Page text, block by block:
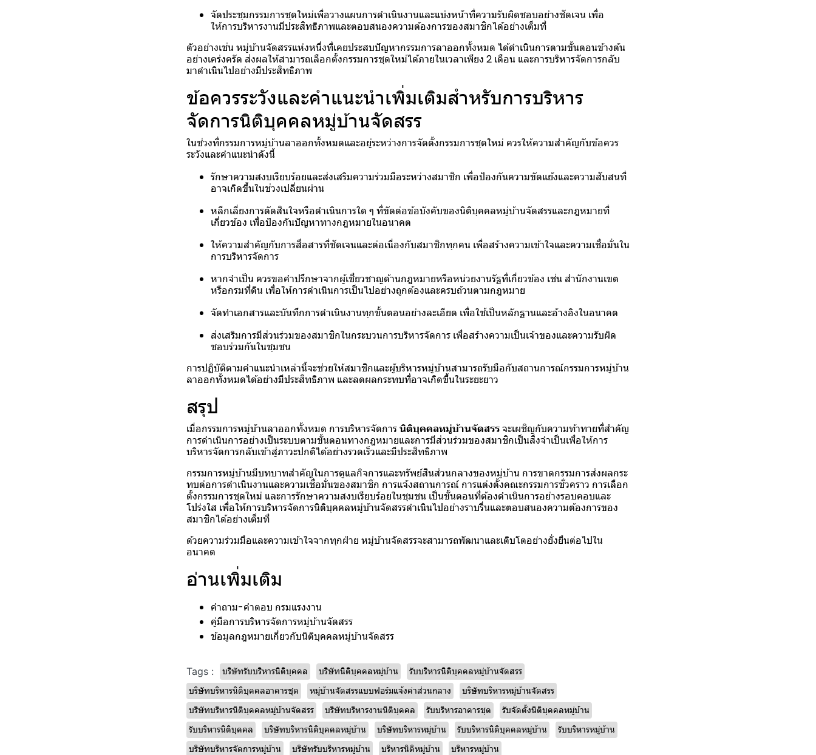
จัดประชุมกรรมการชุดใหม่เพื่อวางแผนการดำเนินงานและแบ่งหน้าที่ความรับผิดชอบอย่างชัดเจน เพื่อ
ให้การบริหารงานมีประสิทธิภาพและตอบสนองความต้องการของสมาชิกได้อย่างเต็มที่
ตัวอย่างเช่น หมู่บ้านจัดสรรแห่งหนึ่งที่เคยประสบปัญหากรรมการลาออกทั้งหมด ได้ดำเนินการตามขั้นตอนข้างต้น
อย่างเคร่งครัด ส่งผลให้สามารถเลือกตั้งกรรมการชุดใหม่ได้ภายในเวลาเพียง 2 เดือน และการบริหารจัดการกลับ
มาดำเนินไปอย่างมีประสิทธิภาพ
ข้อควรระวังและคำแนะนำเพิ่มเติมสำหรับการบริหาร
จัดการนิติบุคคลหมู่บ้านจัดสรร
ในช่วงที่กรรมการหมู่บ้านลาออกทั้งหมดและอยู่ระหว่างการจัดตั้งกรรมการชุดใหม่ ควรให้ความสำคัญกับข้อควร
ระวังและคำแนะนำดังนี้
รักษาความสงบเรียบร้อยและส่งเสริมความร่วมมือระหว่างสมาชิก เพื่อป้องกันความขัดแย้งและความสับสนที่
อาจเกิดขึ้นในช่วงเปลี่ยนผ่าน
หลีกเลี่ยงการตัดสินใจหรือดำเนินการใด ๆ ที่ขัดต่อข้อบังคับของนิติบุคคลหมู่บ้านจัดสรรและกฎหมายที่
เกี่ยวข้อง เพื่อป้องกันปัญหาทางกฎหมายในอนาคต
ให้ความสำคัญกับการสื่อสารที่ชัดเจนและต่อเนื่องกับสมาชิกทุกคน เพื่อสร้างความเข้าใจและความเชื่อมั่นใน
การบริหารจัดการ
หากจำเป็น ควรขอคำปรึกษาจากผู้เชี่ยวชาญด้านกฎหมายหรือหน่วยงานรัฐที่เกี่ยวข้อง เช่น สำนักงานเขต
หรือกรมที่ดิน เพื่อให้การดำเนินการเป็นไปอย่างถูกต้องและครบถ้วนตามกฎหมาย
จัดทำเอกสารและบันทึกการดำเนินงานทุกขั้นตอนอย่างละเอียด เพื่อใช้เป็นหลักฐานและอ้างอิงในอนาคต
ส่งเสริมการมีส่วนร่วมของสมาชิกในกระบวนการบริหารจัดการ เพื่อสร้างความเป็นเจ้าของและความรับผิด
ชอบร่วมกันในชุมชน
การปฏิบัติตามคำแนะนำเหล่านี้จะช่วยให้สมาชิกและผู้บริหารหมู่บ้านสามารถรับมือกับสถานการณ์กรรมการหมู่บ้าน
ลาออกทั้งหมดได้อย่างมีประสิทธิภาพ และลดผลกระทบที่อาจเกิดขึ้นในระยะยาว
สรุป
เมื่อกรรมการหมู่บ้านลาออกทั้งหมด การบริหารจัดการนิติบุคคลหมู่บ้านจัดสรรจะเผชิญกับความท้าทายที่สำคัญ
การดำเนินการอย่างเป็นระบบตามขั้นตอนทางกฎหมายและการมีส่วนร่วมของสมาชิกเป็นสิ่งจำเป็นเพื่อให้การ
บริหารจัดการกลับเข้าสู่ภาวะปกติได้อย่างรวดเร็วและมีประสิทธิภาพ
กรรมการหมู่บ้านมีบทบาทสำคัญในการดูแลกิจการและทรัพย์สินส่วนกลางของหมู่บ้าน การขาดกรรมการส่งผลกระ
ทบต่อการดำเนินงานและความเชื่อมั่นของสมาชิก การแจ้งสถานการณ์ การแต่งตั้งคณะกรรมการชั่วคราว การเลือก
ตั้งกรรมการชุดใหม่ และการรักษาความสงบเรียบร้อยในชุมชน เป็นขั้นตอนที่ต้องดำเนินการอย่างรอบคอบและ
โปร่งใส เพื่อให้การบริหารจัดการนิติบุคคลหมู่บ้านจัดสรรดำเนินไปอย่างราบรื่นและตอบสนองความต้องการของ
สมาชิกได้อย่างเต็มที่
ด้วยความร่วมมือและความเข้าใจจากทุกฝ่าย หมู่บ้านจัดสรรจะสามารถพัฒนาและเติบโตอย่างยั่งยืนต่อไปใน
อนาคต
อ่านเพิ่มเติม
คำถาม-คำตอบ กรมแรงงาน
คู่มือการบริหารจัดการหมู่บ้านจัดสรร
ข้อมูลกฎหมายเกี่ยวกับนิติบุคคลหมู่บ้านจัดสรร
Tags : บริษัทรับบริหารนิติบุคคล บริษัทนิติบุคคลหมู่บ้าน
รับบริหารนิติบุคคลหมู่บ้านจัดสรร
บริษัทบริหารนิติบุคคลอาคารชุด
หมู่บ้านจัดสรรแบบฟอร์มแจ้งค่าส่วนกลาง
บริษัทบริหารหมู่บ้านจัดสรร
บริษัทบริหารนิติบุคคลหมู่บ้านจัดสรร
บริษัทบริหารงานนิติบุคคล รับบริหารอาคารชุด
รับจัดตั้งนิติบุคคลหมู่บ้าน
รับบริหารนิติบุคคล
บริษัทบริหารนิติบุคคลหมู่บ้าน บริษัทบริหารหมู่บ้าน รับบริหารนิติบุคคลหมู่บ้าน
รับบริหารหมู่บ้าน
บริษัทบริหารจัดการหมู่บ้าน
บริษัทรับบริหารหมู่บ้าน บริหารนิติหมู่บ้าน บริหารหมู่บ้าน